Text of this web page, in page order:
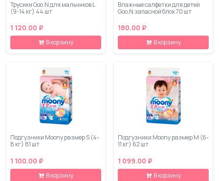
Трусики Goo.N для мальчиков L
(9-14 кг) 44 шт
1 120.00 ₽
В корзину
Влажные салфетки для детей
Goo.N запасной блок 70 шт
180.00 ₽
В корзину
Подгузники Moony размер S (4-
8 кг) 81 шт
1 100.00 ₽
В корзину
Подгузники Moony размер M (6-
11 кг) 62 шт
1 099.00 ₽
В корзину